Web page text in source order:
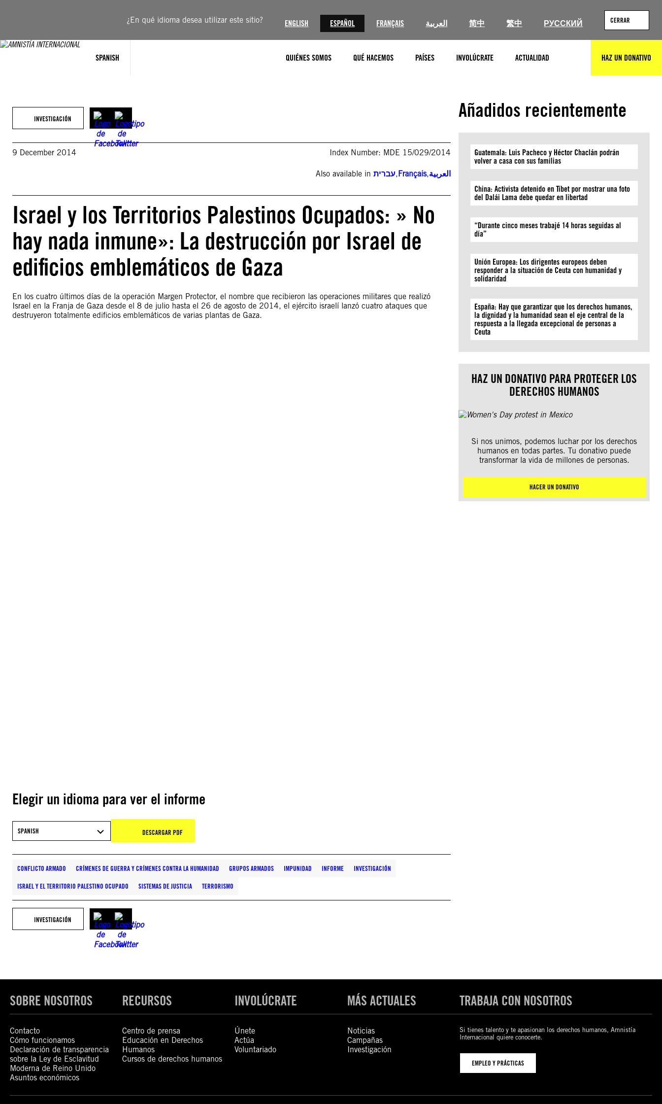
¿En qué idioma desea utilizar este sitio? ENGLISH ESPAÑOL FRANÇAIS العربية 简中 繁中 РУССКИЙ CERRAR
SPANISH QUIÉNES SOMOS QUÉ HACEMOS PAÍSES INVOLÚCRATE ACTUALIDAD HAZ UN DONATIVO
INVESTIGACIÓN
9 December 2014 Index Number: MDE 15/029/2014
Also available inעברית,Français,العربية
Israel y los Territorios Palestinos Ocupados: » No
hay nada inmune»: La destrucción por Israel de
edificios emblemáticos de Gaza
En los cuatro últimos días de la operación Margen Protector, el nombre que recibieron las operaciones militares que realizó
Israel en la Franja de Gaza desde el 8 de julio hasta el 26 de agosto de 2014, el ejército israelí lanzó cuatro ataques que
destruyeron totalmente edificios emblemáticos de varias plantas de Gaza.
Elegir un idioma para ver el informe
SPANISH DESCARGAR PDF
CONFLICTO ARMADO CRÍMENES DE GUERRA Y CRÍMENES CONTRA LA HUMANIDAD GRUPOS ARMADOS IMPUNIDAD INFORME INVESTIGACIÓN
ISRAEL Y EL TERRITORIO PALESTINO OCUPADO SISTEMAS DE JUSTICIA TERRORISMO
INVESTIGACIÓN
Añadidos recientemente
Guatemala: Luis Pacheco y Héctor Chaclán podrán
volver a casa con sus familias
China: Activista detenido en Tíbet por mostrar una foto
del Dalái Lama debe quedar en libertad
“Durante cinco meses trabajé 14 horas seguidas al
día”
Unión Europea: Los dirigentes europeos deben
responder a la situación de Ceuta con humanidad y
solidaridad
España: Hay que garantizar que los derechos humanos,
la dignidad y la humanidad sean el eje central de la
respuesta a la llegada excepcional de personas a
Ceuta
HAZ UN DONATIVO PARA PROTEGER LOS
DERECHOS HUMANOS
Si nos unimos, podemos luchar por los derechos
humanos en todas partes. Tu donativo puede
transformar la vida de millones de personas.
HACER UN DONATIVO
SOBRE NOSOTROS
Contacto
Cómo funcionamos
Declaración de transparencia
sobre la Ley de Esclavitud
Moderna de Reino Unido
Asuntos económicos
RECURSOS
Centro de prensa
Educación en Derechos
Humanos
Cursos de derechos humanos
INVOLÚCRATE
Únete
Actúa
Voluntariado
MÁS ACTUALES
Noticias
Campañas
Investigación
TRABAJA CON NOSOTROS
Si tienes talento y te apasionan los derechos humanos, Amnistía
Internacional quiere conocerte.
EMPLEO Y PRÁCTICAS